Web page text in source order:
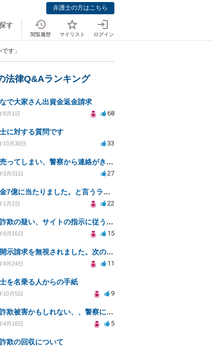
弁護士の方はこちら
す
閲覧履歴 マイリスト ログイン
す」
法律Q&Aランキング
で大家さん出資金返金請求
8月1日 68
に対する質問です
10月30日 33
口座売ってしまい、警察から連絡がきました。
3月31日 27
助成金7億に当たりました。と言うラインがきた
1月2日 22
投資詐欺の疑い、サイトの指示に従うべきか教えてください
9月16日 15
財産開示請求を無視されました。次の手の相談
4月24日 11
を名乗る人からの手紙
10月5日 9
投資詐欺被害かもしれない、、警察に相談すべきか
4月18日 5
欺の回収について